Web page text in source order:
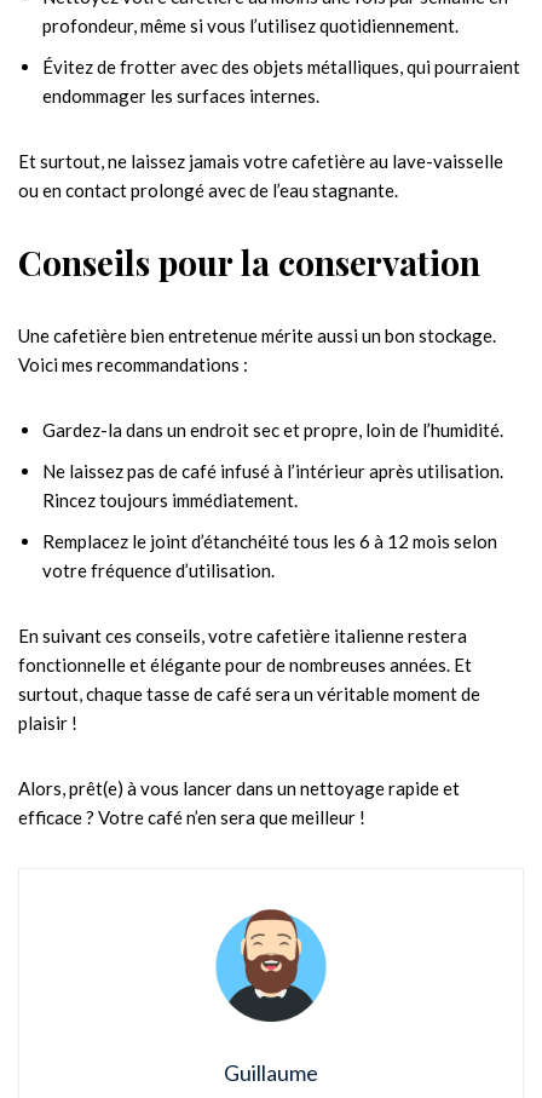
profondeur, même si vous l’utilisez quotidiennement.
Évitez de frotter avec des objets métalliques, qui pourraient
endommager les surfaces internes.
Et surtout, ne laissez jamais votre cafetière au lave-vaisselle
ou en contact prolongé avec de l’eau stagnante.
Conseils pour la conservation
Une cafetière bien entretenue mérite aussi un bon stockage.
Voici mes recommandations :
Gardez-la dans un endroit sec et propre, loin de l’humidité.
Ne laissez pas de café infusé à l’intérieur après utilisation.
Rincez toujours immédiatement.
Remplacez le joint d’étanchéité tous les 6 à 12 mois selon
votre fréquence d’utilisation.
En suivant ces conseils, votre cafetière italienne restera
fonctionnelle et élégante pour de nombreuses années. Et
surtout, chaque tasse de café sera un véritable moment de
plaisir !
Alors, prêt(e) à vous lancer dans un nettoyage rapide et
efficace ? Votre café n’en sera que meilleur !
Guillaume